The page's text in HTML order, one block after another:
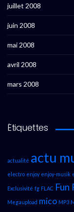
juillet 2008
juin 2008
mai 2008
avril 2008
mars 2008
Étiquettes
actualité actu
electro enjoy enjoy-musik
Exclusivité fg FLAC Fun
Megaupload mico MP3